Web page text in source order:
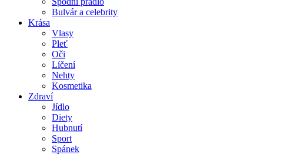
Bulvár a celebrity
Krása
Vlasy
Pleť
Oči
Líčení
Nehty
Kosmetika
Zdraví
Jídlo
Diety
Hubnutí
Sport
Spánek